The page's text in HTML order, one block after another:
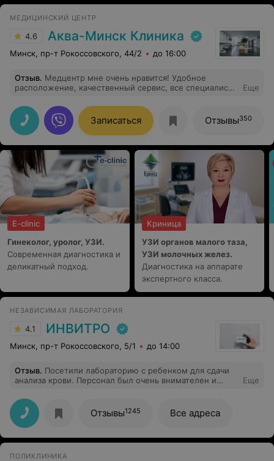
МЕДИЦИНСКИЙ ЦЕНТР
4.6 Аква-Минск Клиника
Минск, пр-т Рокоссовского, 44/2 до 16:00
Отзыв. Медцентр мне очень нравится! Удобное
расположение, качественный сервис, все специалисты
сказать спасибо замечательному стоматологу
Коржневу Алексею Олеговичу за его
профессионализм.
Еще
Записаться Отзывы350
E-clinic
Гинеколог, уролог, УЗИ.
Современная диагностика и
деликатный подход.
Криница
УЗИ органов малого таза,
УЗИ молочных желез.
Диагностика на аппарате
экспертного класса.
НЕЗАВИСИМАЯ ЛАБОРАТОРИЯ
4.1 ИНВИТРО
Минск, пр-т Рокоссовского, 5/1 до 14:00
Отзыв. Посетили лабораторию с ребенком для сдачи
анализа крови. Персонал был очень внимателен и
малыш не испугался. Я как мама очень осталась
довольна
Еще
Отзывы1245 Все адреса
ПОЛИКЛИНИКА